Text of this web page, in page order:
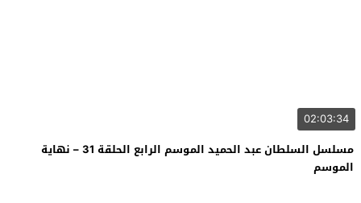
02:03:34
مسلسل السلطان عبد الحميد الموسم الرابع الحلقة 31 – نهاية
الموسم